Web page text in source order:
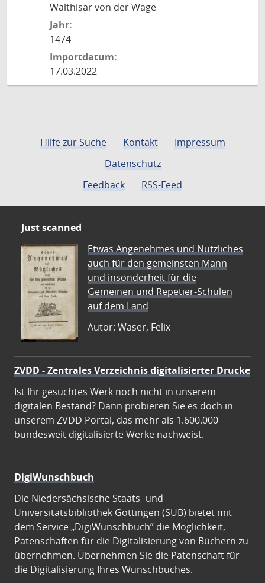
Walthisar von der Wage
Jahr:
1474
Importdatum:
17.03.2022
Hilfe zur Suche Kontakt
Impressum
Datenschutz
Feedback
RSS-Feed
Just scanned
Etwas Angenehmes und Nützliches
auch für den gemeinsten Mann
und insonderheit für die
Gemeinen und Repetier-Schulen
auf dem Land
Autor: Waser, Felix
ZVDD - Zentrales Verzeichnis digitalisierter Drucke
Ist Ihr gesuchtes Werk noch nicht in unserem
digitalen Bestand? Dann probieren Sie es doch in
unserem ZVDD Portal, das mehr als 1.600.000
bundesweit digitalisierte Werke nachweist.
DigiWunschbuch
Die Niedersächsische Staats- und
Universitätsbibliothek Göttingen (SUB) bietet mit
dem Service „DigiWunschbuch” die Möglichkeit,
Patenschaften für die Digitalisierung von Büchern zu
übernehmen. Übernehmen Sie die Patenschaft für
die Digitalisierung Ihres Wunschbuches.